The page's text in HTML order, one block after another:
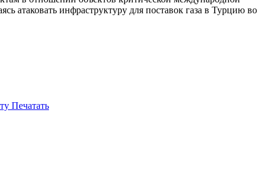
атаковать инфраструктуру для поставок газа в Турцию во
Печатать